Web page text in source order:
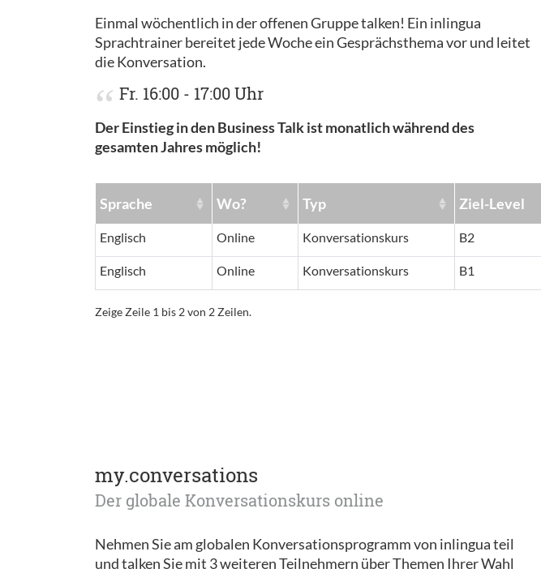
Einmal wöchentlich in der offenen Gruppe talken! Ein inlingua
Sprachtrainer bereitet jede Woche ein Gesprächsthema vor und leitet
die Konversation.
Fr. 16:00 - 17:00 Uhr
Der Einstieg in den Business Talk ist monatlich während des
gesamten Jahres möglich!
Sprache Wo? Typ Ziel-Level
Englisch Online Konversationskurs B2
Englisch Online Konversationskurs B1
Zeige Zeile 1 bis 2 von 2 Zeilen.
my.conversations
Der globale Konversationskurs online
Nehmen Sie am globalen Konversationsprogramm von inlingua teil
und talken Sie mit 3 weiteren Teilnehmern über Themen Ihrer Wahl